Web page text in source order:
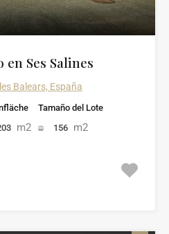
Ses Salines
Balears, España
m2
Tamaño del Lote
156 m2